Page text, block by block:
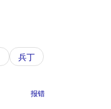
兵丁
报错